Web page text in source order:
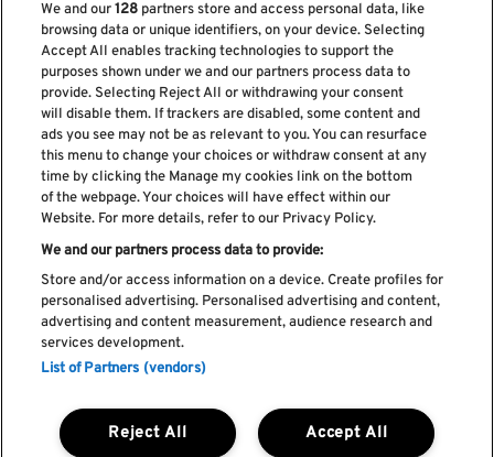
Suscríbase a nuestro boletín
He leído y acepto el Política de privacidad
Libro de Cumplidos
Política de cookies
We and our128 partners store and access personal data, like
browsing data or unique identifiers, on your device. Selecting
Accept All enables tracking technologies to support the
purposes shown under we and our partners process data to
provide. Selecting Reject All or withdrawing your consent
will disable them. If trackers are disabled, some content and
ads you see may not be as relevant to you. You can resurface
this menu to change your choices or withdraw consent at any
time by clicking the Manage my cookies link on the bottom
of the webpage. Your choices will have effect within our
Website. For more details, refer to our Privacy Policy.
We and our partners process data to provide:
Store and/or access information on a device. Create profiles for
personalised advertising. Personalised advertising and content,
advertising and content measurement, audience research and
services development.
List of Partners (vendors)
Accept All
Reject All